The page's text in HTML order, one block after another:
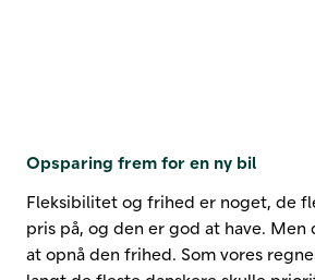
Opsparing frem for en ny bil
Fleksibilitet og frihed er noget, de
pris på, og den er god at have.
at opnå den frihed. Som vores